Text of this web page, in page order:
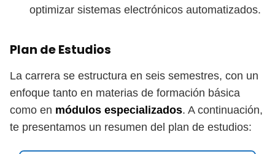
optimizar sistemas electrónicos automatizados.
Plan de Estudios
La carrera se estructura en seis semestres, con un
enfoque tanto en materias de formación básica
como en módulos especializados. A continuación,
te presentamos un resumen del plan de estudios: